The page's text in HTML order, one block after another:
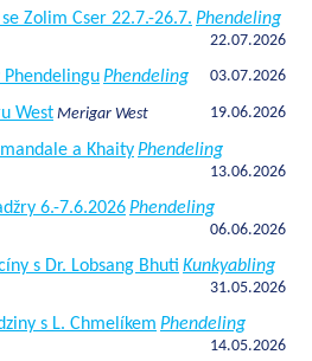
Zolim Cser 22.7.-26.7. Phendeling
22.07.2026
Phendeling 03.07.2026
West Merigar West 19.06.2026
a KhaityPhendeling
13.06.2026
6.-7.6.2026Phendeling
06.06.2026
s Dr. Lobsang Bhuti Kunkyabling
31.05.2026
s L. Chmelíkem Phendeling
14.05.2026